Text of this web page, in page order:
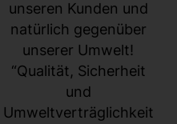
unseren Kunden und
natürlich gegenüber
unserer Umwelt!
“Qualität, Sicherheit
und
Umweltverträglichkeit